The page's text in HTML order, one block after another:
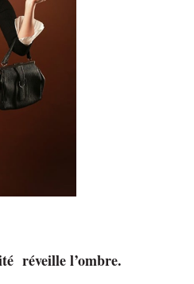
réveille l’ombre.